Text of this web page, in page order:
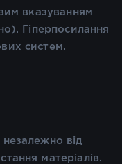
вказуванням
Гіперпосилання
систем.
від
матеріалів.